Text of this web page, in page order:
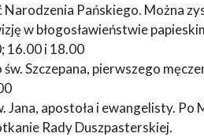
Pańskiego. Można
w błogosławieństwie
16.00 i 18.00
Szczepana, pierwszego
Jana, apostoła i ewangelisty. Po
Rady Duszpasterskiej.